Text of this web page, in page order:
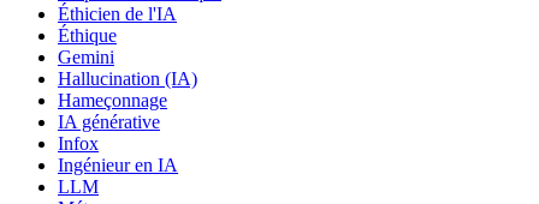
Éthicien de l'IA
Éthique
Gemini
Hallucination (IA)
Hameçonnage
IA générative
Infox
Ingénieur en IA
LLM